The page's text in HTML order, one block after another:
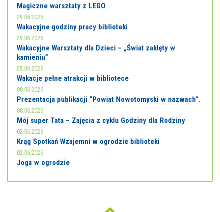
Magiczne warsztaty z LEGO
29.06.2026
Wakacyjne godziny pracy biblioteki
29.06.2026
Wakacyjne Warsztaty dla Dzieci – „Świat zaklęty w
kamieniu”
25.06.2026
Wakacje pełne atrakcji w bibliotece
08.06.2026
Prezentacja publikacji “Powiat Nowotomyski w nazwach”.
08.06.2026
Mój super Tata – Zajęcia z cyklu Godziny dla Rodziny
02.06.2026
Krąg Spotkań Wzajemni w ogrodzie biblioteki
02.06.2026
Joga w ogrodzie